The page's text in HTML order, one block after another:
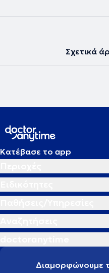
Σχετικά
Κατέβασε το app
Διαμορφώνουμε